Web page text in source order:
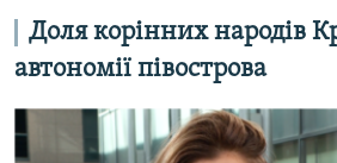
Доля корінних народів
автономії півострова